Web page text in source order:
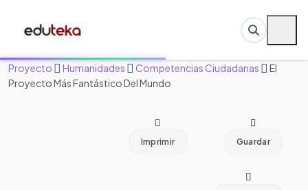
Proyecto Humanidades Competencias Ciudadanas
El
Proyecto Más Fantástico Del Mundo
Imprimir Guardar